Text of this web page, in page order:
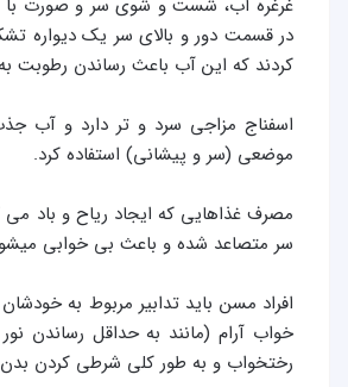
کردند که این آب باعث رساندن رطوبت
اسفناج مزاجی سرد و تر دارد و آب
موضعی (سر و پیشانی) استفاده کرد.
مصرف غذاهایی كه ایجاد ریاح و باد می­
سر متصاعد شده و باعث بی خوابی
افراد مسن باید تدابیر مربوط به
خواب آرام (مانند به حداقل رساندن
رختخواب و به طور کلی شرطی کردن بدن